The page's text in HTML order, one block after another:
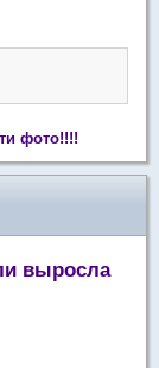
фото!!!!
выросла